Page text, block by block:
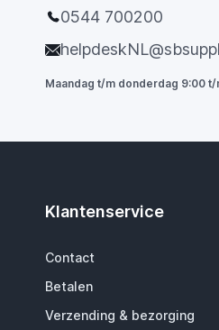
0544 700200
Maandag t/m donderdag 9:00
Klantenservice
Contact
Betalen
Verzending & bezorging